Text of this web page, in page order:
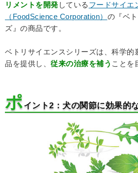
リメントを開発 している フードサイエ
（FoodScience Corporation） の『ベ
ズ』の商品です。
ベトリサイエンスシリーズは、科学的
品を提供し、 従来の治療を補う ことを
ポイント2：犬の関節に効果的